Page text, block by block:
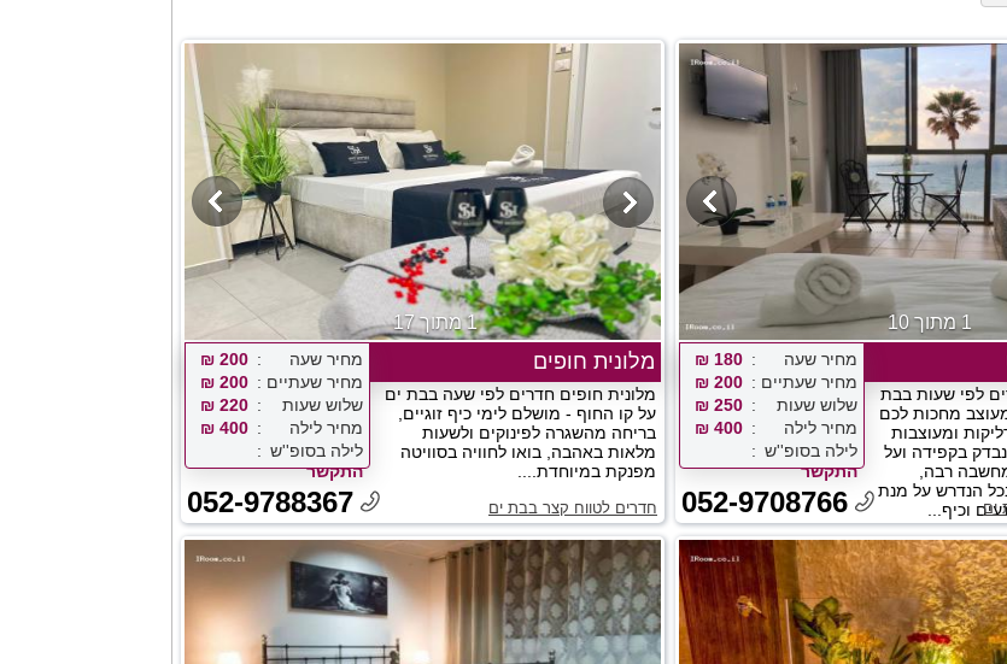
1 מתוך 10
לפי שעות בבת
מחכות לכם
ומעוצבות
בקפידה ועל
רבה,
הנדרש על מנת
וכיף...ים
מחיר שעה
180 ₪
מחיר שעתיים
200 ₪
שלוש שעות
250 ₪
מחיר לילה
400 ₪
לילה בסופ''ש
התקשר
052-9708766
1 מתוך 17
מלונית חופים
מלונית חופים חדרים לפי שעה בבת ים
על קו החוף - מושלם לימי כיף זוגיים,
בריחה מהשגרה לפינוקים ולשעות
מלאות באהבה, בואו לחוויה בסוויטה
מפנקת במיוחדת....
חדרים לטווח קצר בבת ים
מחיר שעה
200 ₪
מחיר שעתיים
200 ₪
שלוש שעות
220 ₪
מחיר לילה
400 ₪
לילה בסופ''ש
התקשר
052-9788367